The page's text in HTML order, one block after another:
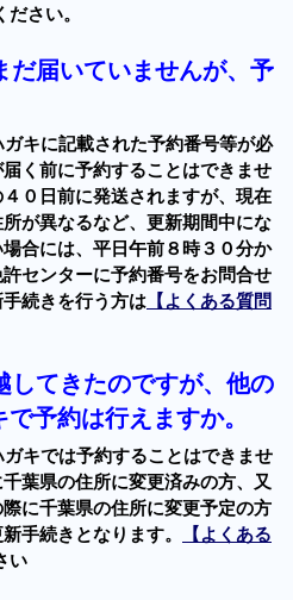
ださい。
届いていませんが、予
キに記載された予約番号等が必
く前に予約することはできませ
０日前に発送されますが、現在
が異なるなど、更新期間中にな
合には、平日午前８時３０分か
センターに予約番号をお問合せ
続きを行う方は 【よくある質問
てきたのですが、他の
予約は行えますか。
キでは予約することはできませ
葉県の住所に変更済みの方、又
に千葉県の住所に変更予定の方
手続きとなります。
【よくある
い